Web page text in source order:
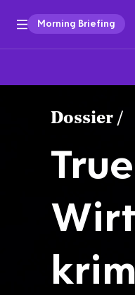
Morning Briefing
Dossier /